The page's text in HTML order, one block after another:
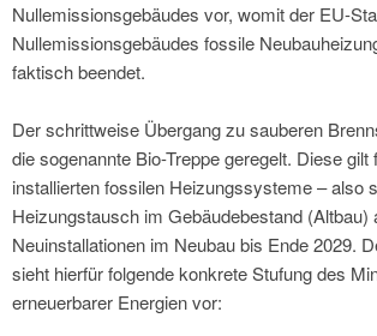
Nullemissionsgebäudes vor, womit der EU-
Nullemissionsgebäudes fossile
faktisch beendet.
Der schrittweise Übergang zu sauberen
die sogenannte Bio-Treppe geregelt. Diese gilt
installierten fossilen Heizungssysteme – also
Heizungstausch im Gebäudebestand (Altbau)
Neuinstallationen im Neubau bis Ende 2029.
sieht hierfür folgende konkrete Stufung des
erneuerbarer Energien vor: